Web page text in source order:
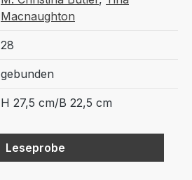
Macnaughton
28
gebunden
H 27,5 cm/B 22,5 cm
Leseprobe